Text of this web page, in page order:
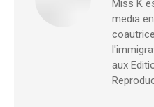
Miss K
media
aux